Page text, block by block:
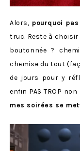
Alors, pourquoi
truc. Reste à choisir
boutonnée ?
chemise du tout
de jours pour y
enfin PAS TROP
mes soirées se